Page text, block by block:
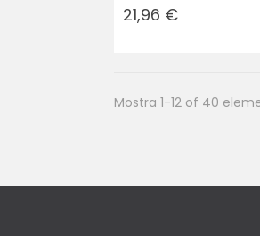
Prezzo
21,96 €
Mostra 1-12 of 40